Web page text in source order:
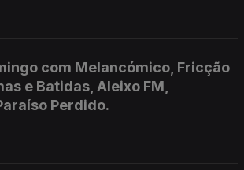
com Melancómico, Fricção
e Batidas, Aleixo FM,
Perdido.